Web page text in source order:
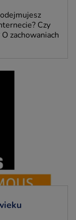
Czy
zachowaniach